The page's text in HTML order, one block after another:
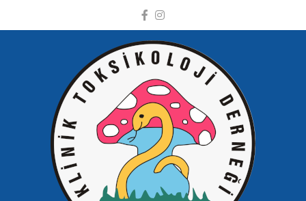
KLINIK
TOKSIKOLOJI
DERNEĞI WEB